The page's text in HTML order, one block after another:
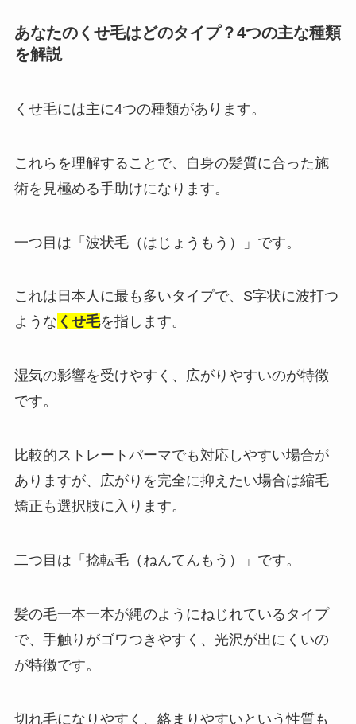
あなたのくせ毛はどのタイプ？4つの主な種類
を解説
くせ毛には主に4つの種類があります。
これらを理解することで、自身の髪質に合った施
術を見極める手助けになります。
一つ目は「波状毛（はじょうもう）」です。
これは日本人に最も多いタイプで、S字状に波打つ
ような くせ毛を指します。
湿気の影響を受けやすく、広がりやすいのが特徴
です。
比較的ストレートパーマでも対応しやすい場合が
ありますが、広がりを完全に抑えたい場合は縮毛
矯正も選択肢に入ります。
二つ目は「捻転毛（ねんてんもう）」です。
髪の毛一本一本が縄のようにねじれているタイプ
で、手触りがゴワつきやすく、光沢が出にくいの
が特徴です。
切れ毛になりやすく、絡まりやすいという性質も